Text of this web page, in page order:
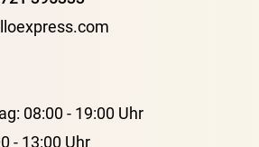
08:00 - 19:00 Uhr
- 13:00 Uhr